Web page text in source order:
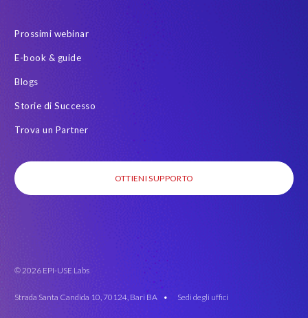
Prossimi webinar
E-book & guide
Blogs
Storie di Successo
Trova un Partner
OTTIENI SUPPORTO
© 2026 EPI-USE Labs
Strada Santa Candida 10, 70124, Bari BA • Sedi degli uffici